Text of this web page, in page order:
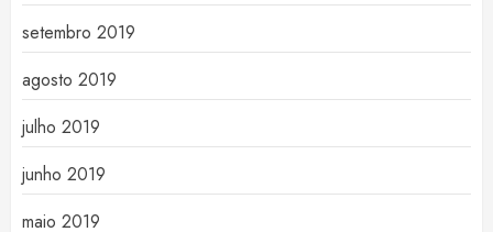
setembro 2019
agosto 2019
julho 2019
junho 2019
maio 2019